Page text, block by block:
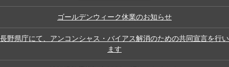
ゴールデンウィーク休業のお知らせ
長野県庁にて、アンコンシャス・バイアス解消のための共同宣言を行い
ます